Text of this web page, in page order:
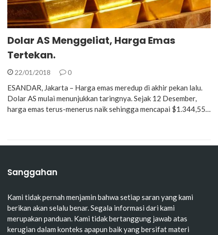
Dolar AS Menggeliat, Harga Emas
Tertekan.
22/01/2018 0
ESANDAR, Jakarta – Harga emas meredup di akhir pekan lalu.
Dolar AS mulai menunjukkan taringnya. Sejak 12 Desember,
harga emas terus-menerus naik sehingga mencapai $1.344,55…
Sanggahan
Kami tidak pernah menjamin bahwa setiap saran yang kami
berikan akan selalu benar. Segala informasi dari kami
merupakan panduan. Kami tidak bertanggung jawab atas
kerugian dalam konteks apapun baik yang bersifat materi